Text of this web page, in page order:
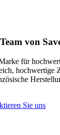
von
für
hochwertige
Sie uns